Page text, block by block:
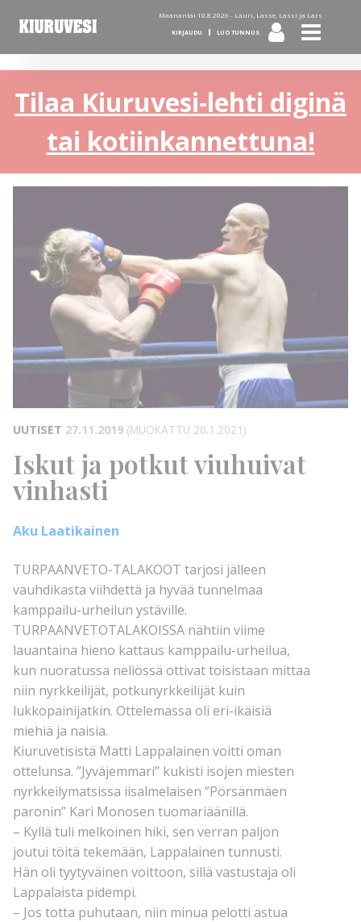
Maanantai 10.8.2026 - Lauri, Lasse, Lassi ja Lars
KIRJAUDU LUO TUNNUS
Tilaa Kiuruvesi-lehti diginä
tai kotiinkannettuna!
UUTISET 27.11.2019 (MUOKATTU 20.1.2021)
Iskut ja potkut viuhuivat
vinhasti
Aku Laatikainen
TURPAANVETO-TALAKOOT tarjosi jälleen
vauhdikasta viihdettä ja hyvää tunnelmaa
kamppailu-urheilun ystäville.
TURPAANVETOTALAKOISSA nähtiin viime
lauantaina hieno kattaus kamppailu-urheilua,
kun nuoratussa neliössä ottivat toisistaan mittaa
niin nyrkkeilijät, potkunyrkkeilijät kuin
lukkopainijatkin. Ottelemassa oli eri-ikäisiä
miehiä ja naisia.
Kiuruvetisistä Matti Lappalainen voitti oman
ottelunsa. ”Jyväjemmari” kukisti isojen miesten
nyrkkeilymatsissa iisalmelaisen ”Pörsänmäen
paronin” Kari Monosen tuomariäänillä.
– Kyllä tuli melkoinen hiki, sen verran paljon
joutui töitä tekemään, Lappalainen tunnusti.
Hän oli tyytyväinen voittoon, sillä vastustaja oli
Lappalaista pidempi.
– Jos totta puhutaan, niin minua pelotti astua